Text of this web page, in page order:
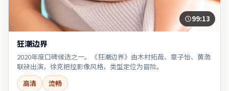
99:13
狂潮边界
2020年度口碑候选之一。《狂潮边界》由木村拓哉、章子怡、黄渤
联袂出演，徐克把控影像风格，类型定位为冒险。
高清
流畅